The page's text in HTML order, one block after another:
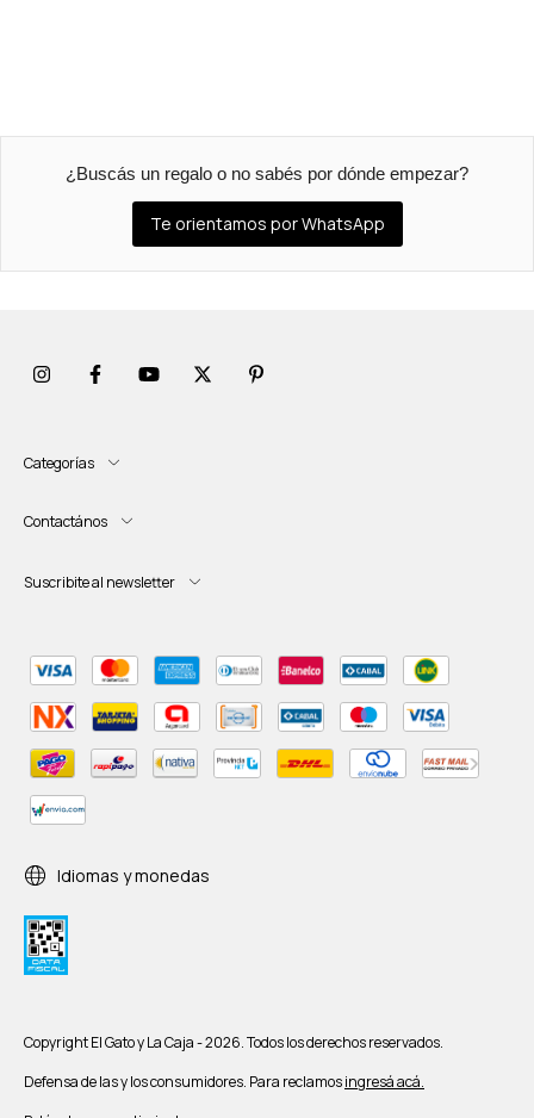
¿Buscás un regalo o no sabés por dónde empezar?
Te orientamos por WhatsApp
Categorías
Contactános
Suscribite al newsletter
Idiomas y monedas
Copyright El Gato y La Caja - 2026. Todos los derechos reservados.
Defensa de las y los consumidores. Para reclamosingresá acá.